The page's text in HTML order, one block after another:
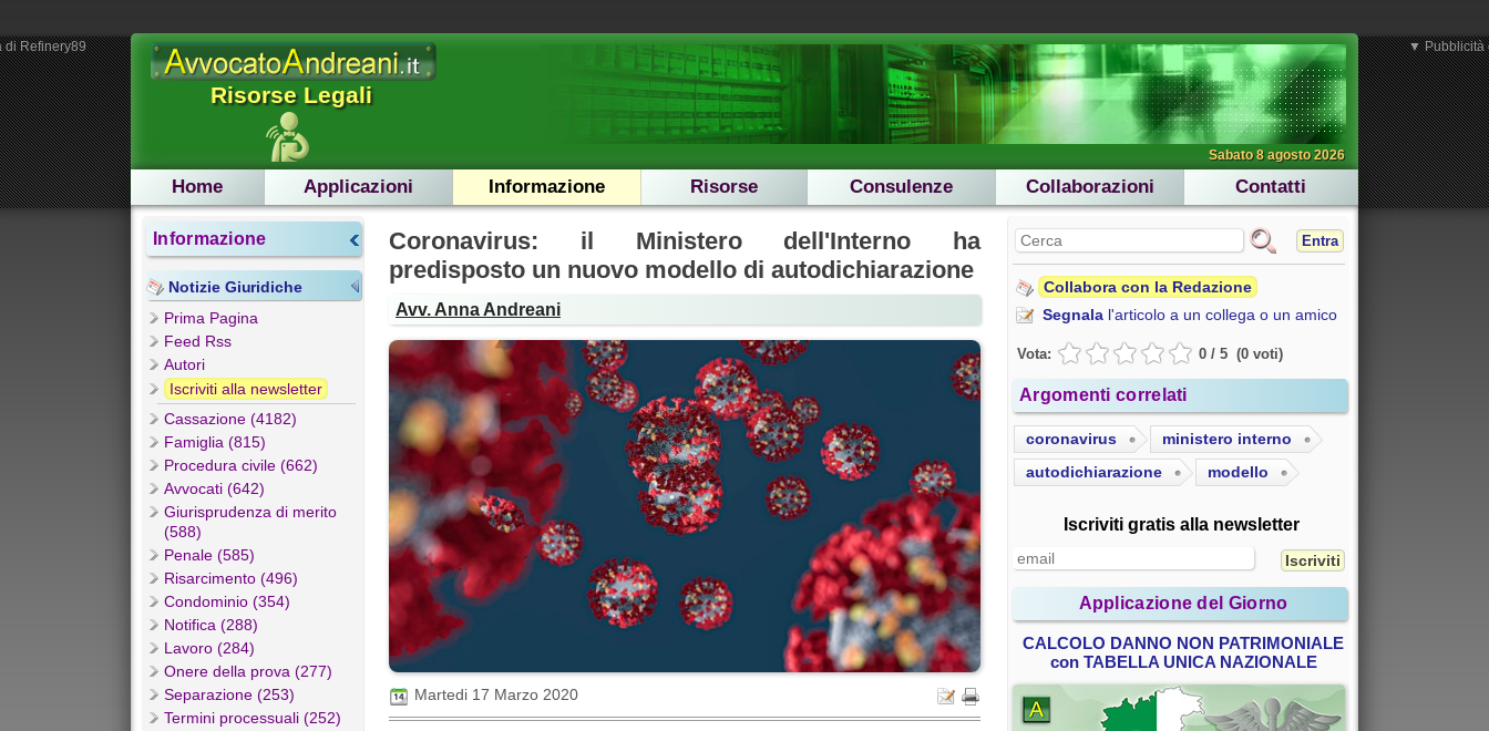
Risorse Legali
Sabato 8 agosto 2026
Home Applicazioni Informazione Risorse Consulenze Collaborazioni Contatti
Informazione
Notizie Giuridiche
Prima Pagina
Feed Rss
Autori
Iscriviti alla newsletter
Cassazione (4182)
Famiglia (815)
Procedura civile (662)
Avvocati (642)
Giurisprudenza di merito
(588)
Penale (585)
Risarcimento (496)
Condominio (354)
Notifica (288)
Lavoro (284)
Onere della prova (277)
Separazione (253)
Termini processuali (252)
Coronavirus: il Ministero dell'Interno ha
predisposto un nuovo modello di autodichiarazione
Avv. Anna Andreani
Martedi 17 Marzo 2020
Entra
Collabora con la Redazione
Segnala l'articolo a un collega o un amico
Vota: 0 / 5 (0 voti)
Argomenti correlati
coronavirus
ministero interno
autodichiarazione
modello
Iscriviti gratis alla newsletter
Applicazione del Giorno
CALCOLO DANNO NON PATRIMONIALE
con TABELLA UNICA NAZIONALE
Refinery89 ▼ Pubblicità